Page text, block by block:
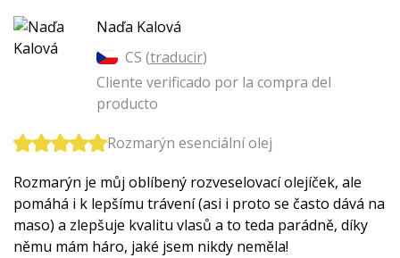
Naďa Kalová
CS (traducir)
Cliente verificado por la compra del
producto
Rozmarýn esenciální olej
Rozmarýn je můj oblíbený rozveselovací olejíček, ale
pomáhá i k lepšímu trávení (asi i proto se často dává na
maso) a zlepšuje kvalitu vlasů a to teda parádně, díky
němu mám háro, jaké jsem nikdy neměla!